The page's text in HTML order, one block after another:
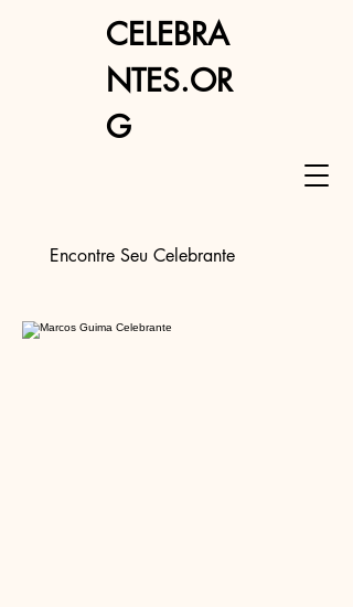
Encontre Seu Celebrante
CELEBRA
NTES.OR
G